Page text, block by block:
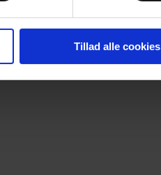
Tillad alle cookies